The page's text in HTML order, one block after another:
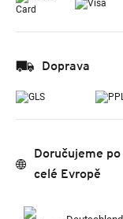
Doprava
Doručujeme po
celé Evropě